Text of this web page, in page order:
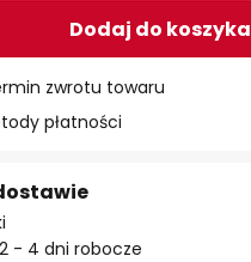
Dodaj do koszyka
zwrotu towaru
płatności
- 4 dni robocze